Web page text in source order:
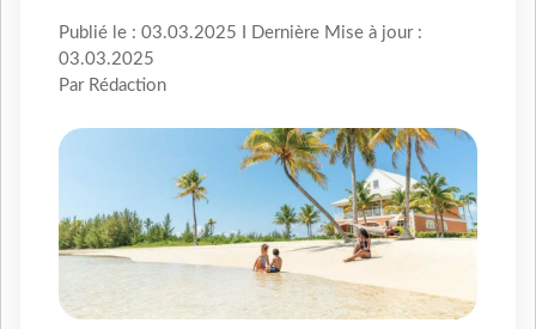
Publié le : 03.03.2025 I Dernière Mise à jour :
03.03.2025
Par Rédaction